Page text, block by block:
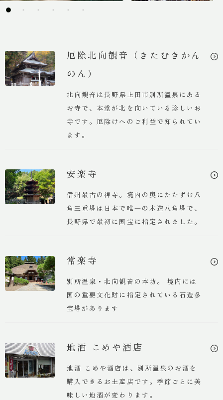
湯村温泉 緑屋
11,000円 ~
三原庭園 緑屋
一泊一人
緑屋について
繁體中文
厄除北向観音（きたむきかん
のん）
北向観音は長野県上田市別所温泉にある
お寺で、本堂が北を向いている珍しいお
寺です。厄除けへのご利益で知られてい
ます。
安楽寺
信州最古の禅寺。境内の奥にたたずむ八
角三重塔は日本で唯一の木造八角塔で、
長野県で最初に国宝に指定されました。
常楽寺
別所温泉・北向観音の本坊。 境内には
国の重要文化財に指定されている石造多
宝塔があります
地酒 こめや酒店
地酒 こめや酒店は、別所温泉のお酒を
購入できるお土産店です。季節ごとに美
味しい地酒が変わります。